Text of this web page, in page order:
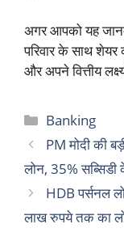
अगर आपको यह
परिवार के साथ
और अपने वित्तीय
Categories
Banking
PM मोदी की
लोन, 35%
HDB पर्सनल
लाख रुपये तक का